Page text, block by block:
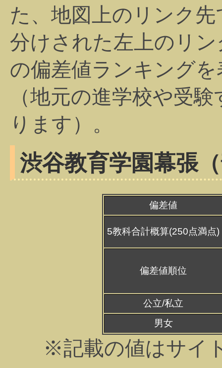
た、地図上のリンク
分けされた左上のリ
の偏差値ランキング
（地元の進学校や受
ります）。
渋谷教育学園幕張
偏差値
5教科合計概算(250点満点)
偏差値順位
公立/私立
男女
※記載の値はサイ